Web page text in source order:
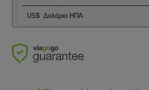
US$ Δολάριο ΗΠΑ